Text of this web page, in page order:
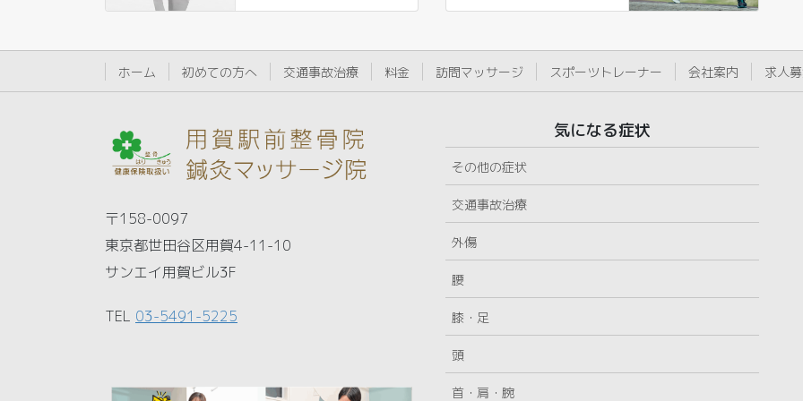
ホーム 初めての方へ 交通事故治療 料金 訪問マッサージ スポーツトレーナー 会社案内 求人
〒158-0097
東京都世田谷区用賀4-11-10
サンエイ用賀ビル3F
TEL 03-5491-5225
気になる症状
その他の症状
交通事故治療
外傷
腰
膝・足
頭
首・肩・腕